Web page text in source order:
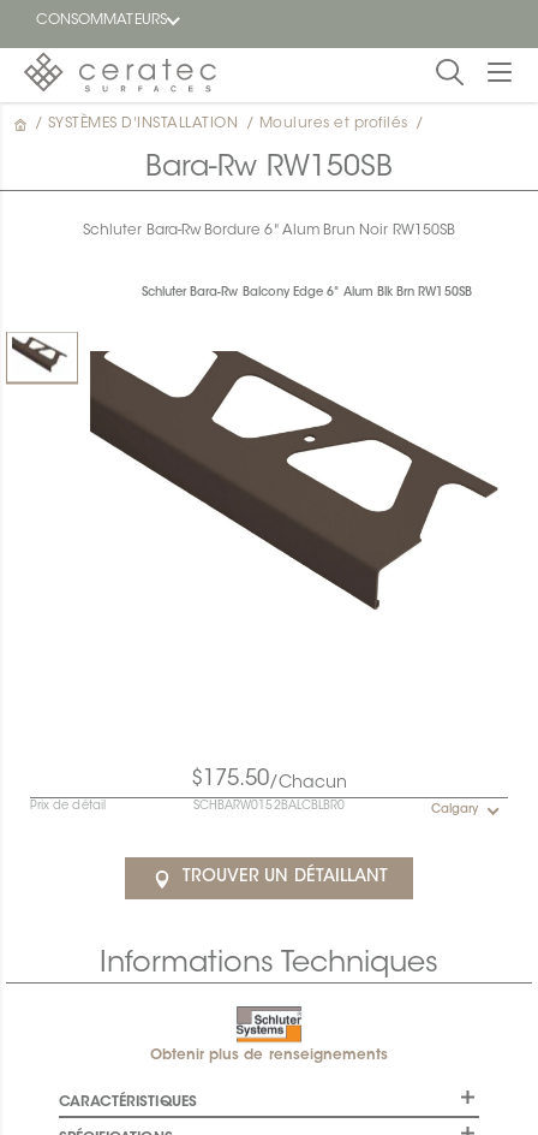
CONSOMMATEURS
En
vedette
un
/ SYSTÈMES D'INSTALLATION / Moulures et profilés /
Bara-Rw RW150SB
Schluter Bara-Rw Bordure 6" Alum Brun Noir RW150SB
Schluter Bara-Rw Balcony Edge 6" Alum Blk Brn RW150SB
$175.50/Chacun
Prix de détail SCHBARW0152BALCBLBR0 Calgary
TROUVER UN DÉTAILLANT
Informations Techniques
Obtenir plus de renseignements
CARACTÉRISTIQUES